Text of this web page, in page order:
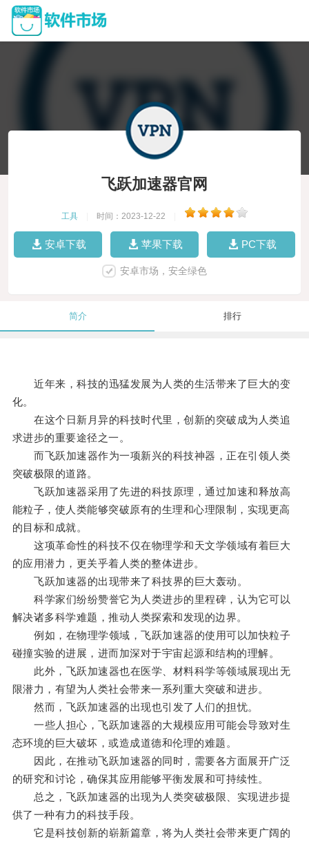
飞跃加速器官网
工具 时间：2023-12-22
安卓下载 苹果下载 PC下载
安卓市场，安全绿色
简介 排行
近年来，科技的迅猛发展为人类的生活带来了巨大的变
化。
在这个日新月异的科技时代里，创新的突破成为人类追
求进步的重要途径之一。
而飞跃加速器作为一项新兴的科技神器，正在引领人类
突破极限的道路。
飞跃加速器采用了先进的科技原理，通过加速和释放高
能粒子，使人类能够突破原有的生理和心理限制，实现更高
的目标和成就。
这项革命性的科技不仅在物理学和天文学领域有着巨大
的应用潜力，更关乎着人类的整体进步。
飞跃加速器的出现带来了科技界的巨大轰动。
科学家们纷纷赞誉它为人类进步的里程碑，认为它可以
解决诸多科学难题，推动人类探索和发现的边界。
例如，在物理学领域，飞跃加速器的使用可以加快粒子
碰撞实验的进展，进而加深对于宇宙起源和结构的理解。
此外，飞跃加速器也在医学、材料科学等领域展现出无
限潜力，有望为人类社会带来一系列重大突破和进步。
然而，飞跃加速器的出现也引发了人们的担忧。
一些人担心，飞跃加速器的大规模应用可能会导致对生
态环境的巨大破坏，或造成道德和伦理的难题。
因此，在推动飞跃加速器的同时，需要各方面展开广泛
的研究和讨论，确保其应用能够平衡发展和可持续性。
总之，飞跃加速器的出现为人类突破极限、实现进步提
供了一种有力的科技手段。
它是科技创新的崭新篇章，将为人类社会带来更广阔的